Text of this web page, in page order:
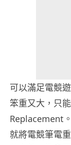
可以滿足電競
笨重又大，只
Replacement
就將電競筆電